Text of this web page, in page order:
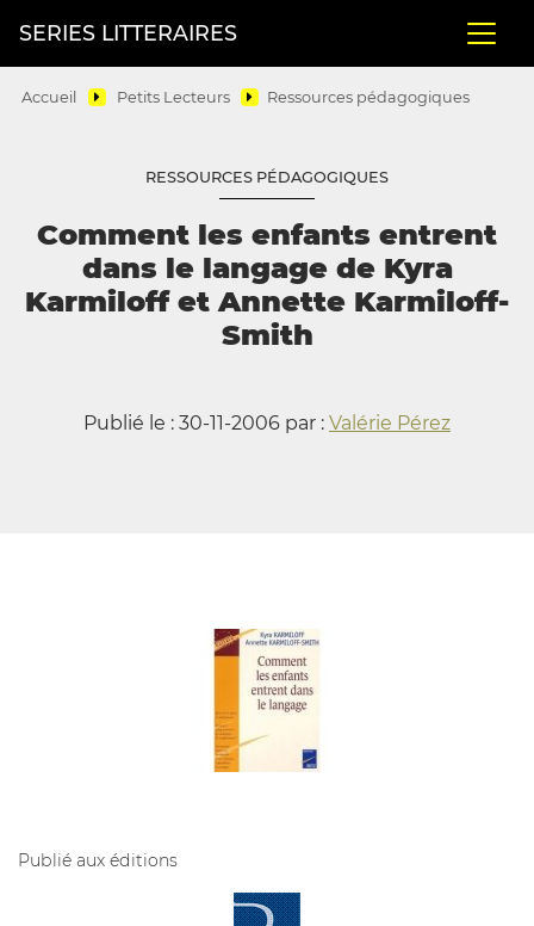
SERIES LITTERAIRES
Accueil Petits Lecteurs Ressources pédagogiques
RESSOURCES PÉDAGOGIQUES
Comment les enfants entrent
dans le langage de Kyra
Karmiloff et Annette Karmiloff-
Smith
Publié le : 30-11-2006 par : Valérie Pérez
Publié aux éditions